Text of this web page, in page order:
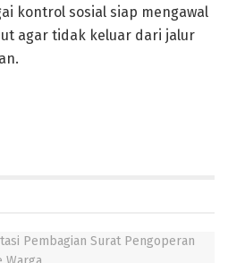
kontrol sosial siap mengawal
agar tidak keluar dari jalur